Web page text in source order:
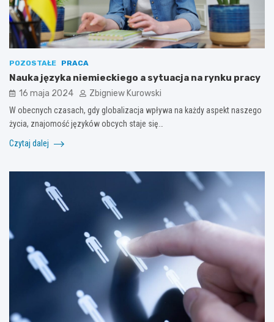
POZOSTAŁE PRACA
Nauka języka niemieckiego a sytuacja na rynku pracy
16 maja 2024 Zbigniew Kurowski
W obecnych czasach, gdy globalizacja wpływa na każdy aspekt naszego
życia, znajomość języków obcych staje się…
Czytaj dalej